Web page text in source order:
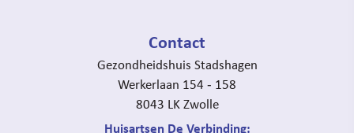
Contact
Gezondheidshuis Stadshagen
Werkerlaan 154 ‐ 158
8043 LK Zwolle
Huisartsen De Verbinding: